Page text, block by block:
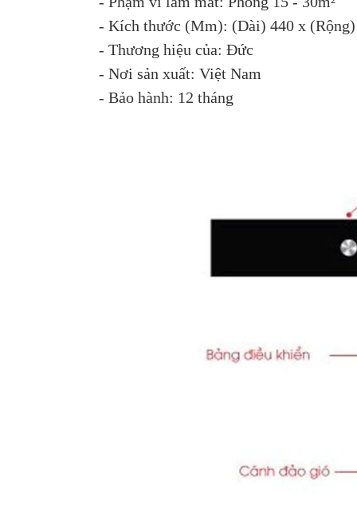
- Kích thước (Mm): (Dài) 440 x (Rộng)
- Thương hiệu của: Đức
- Nơi sản xuất: Việt Nam
- Bảo hành: 12 tháng